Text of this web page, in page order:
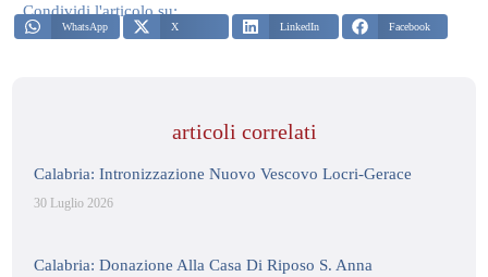
Condividi l'articolo su:
WhatsApp X LinkedIn Facebook
articoli correlati
Calabria: Intronizzazione Nuovo Vescovo Locri-Gerace
30 Luglio 2026
Calabria: Donazione Alla Casa Di Riposo S. Anna